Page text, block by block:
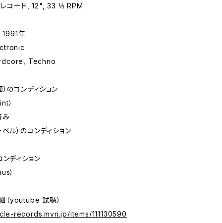
レコード, 12", 33 ⅓ RPM
1991年
Techno
のコンディション
）
み
ル）のコンディション
ンディション
）
（youtube 試聴）
records.mvn.jp/items/111130590